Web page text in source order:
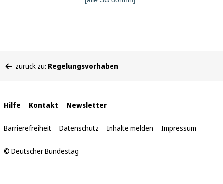
befinden
zurück zu: Regelungsvorhaben
Interne
Links
Hilfe Kontakt Newsletter
Barrierefreiheit Datenschutz Inhalte melden Impressum
© Deutscher Bundestag